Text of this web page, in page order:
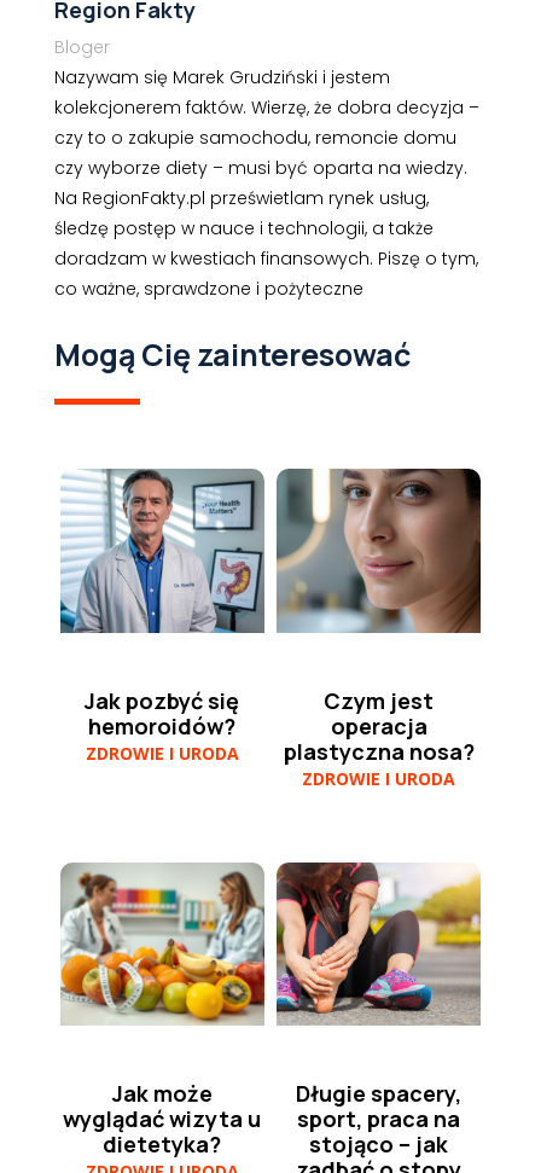
Region Fakty
Bloger
Nazywam się Marek Grudziński i jestem
kolekcjonerem faktów. Wierzę, że dobra decyzja –
czy to o zakupie samochodu, remoncie domu
czy wyborze diety – musi być oparta na wiedzy.
Na RegionFakty.pl prześwietlam rynek usług,
śledzę postęp w nauce i technologii, a także
doradzam w kwestiach finansowych. Piszę o tym,
co ważne, sprawdzone i pożyteczne
Mogą Cię zainteresować
Jak pozbyć się
hemoroidów?
ZDROWIE I URODA
Czym jest
operacja
plastyczna nosa?
ZDROWIE I URODA
Jak może
wyglądać wizyta u
dietetyka?
Długie spacery,
sport, praca na
stojąco – jak